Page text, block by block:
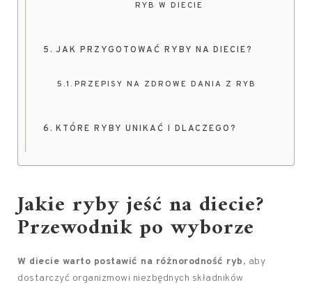
RYB W DIECIE
JAK PRZYGOTOWAĆ RYBY NA DIECIE?
PRZEPISY NA ZDROWE DANIA Z RYB
KTÓRE RYBY UNIKAĆ I DLACZEGO?
Jakie ryby jeść na diecie?
Przewodnik po wyborze
W diecie warto postawić na różnorodność ryb, aby
dostarczyć organizmowi niezbędnych składników